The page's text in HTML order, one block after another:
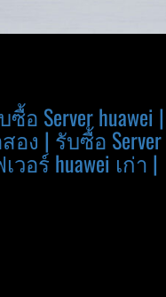
อ Server huawei |
อง | รับซื้อ Server
อร์ huawei เก่า |